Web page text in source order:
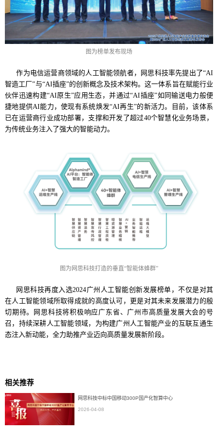
图为榜单发布现场
作为电信运营商领域的人工智能领航者，网思科技率先提出了“AI
智造工厂”与“AI插座”的创新概念及技术架构。这一体系旨在赋能行业
伙伴迅速构建“AI原生”应用生态，并通过“AI插座”如同输送电力般便
捷地提供AI能力，使现有系统焕发“AI再生”的新活力。目前，该体系
已在运营商行业成功部署，支撑和开发了超过40个智慧化业务场景，
为传统业务注入了强大的智能动力。
图为网思科技打造的垂直“智能体蜂群”
网思科技再度入选2024广州人工智能创新发展榜单，不仅是对其
在人工智能领域所取得成就的高度认可，更是对其未来发展潜力的殷
切期待。网思科技将积极响应广东省、广州市高质量发展大会的号
召，持续深耕人工智能领域，为构建广州人工智能产业的互联互通生
态注入新动能，全力助推产业迈向高质量发展新阶段。
相关推荐
网思科技中标中国移动300P国产化智算中心
2026-04-08